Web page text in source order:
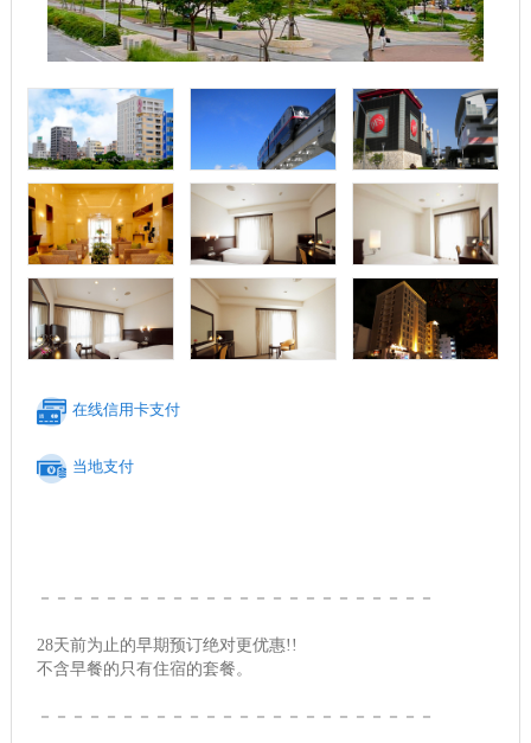
在线信用卡支付
当地支付
－－－－－－－－－－－－－－－－－－－－－－－－
28天前为止的早期预订绝对更优惠!!
不含早餐的只有住宿的套餐。
－－－－－－－－－－－－－－－－－－－－－－－－